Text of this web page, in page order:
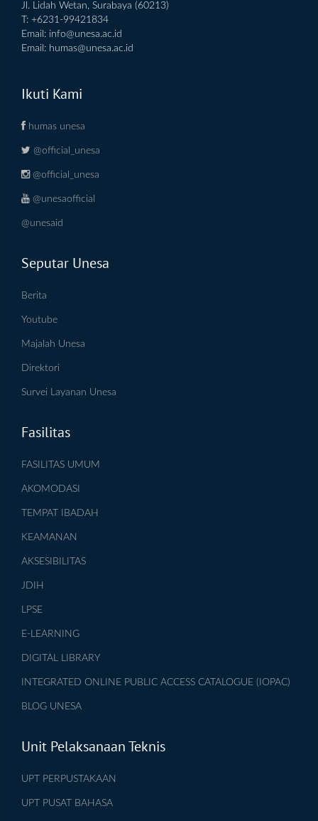
Jl. Lidah Wetan, Surabaya (60213)
T: +6231-99421834
Email: info@unesa.ac.id
Email: humas@unesa.ac.id
Ikuti Kami
humas unesa
@official_unesa
@official_unesa
@unesaofficial
@unesaid
Seputar Unesa
Berita
Youtube
Majalah Unesa
Direktori
Survei Layanan Unesa
Fasilitas
FASILITAS UMUM
AKOMODASI
TEMPAT IBADAH
KEAMANAN
AKSESIBILITAS
JDIH
LPSE
E-LEARNING
DIGITAL LIBRARY
INTEGRATED ONLINE PUBLIC ACCESS CATALOGUE (IOPAC)
BLOG UNESA
Unit Pelaksanaan Teknis
UPT PERPUSTAKAAN
UPT PUSAT BAHASA